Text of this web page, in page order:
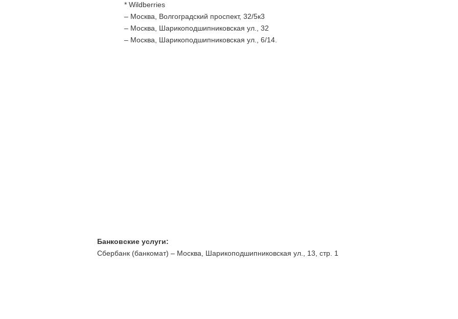
* Wildberries
– Москва, Волгоградский проспект, 32/5к3
– Москва, Шарикоподшипниковская ул., 32
– Москва, Шарикоподшипниковская ул., 6/14.
Банковские услуги:
Сбербанк (банкомат) – Москва, Шарикоподшипниковская ул., 13, стр. 1